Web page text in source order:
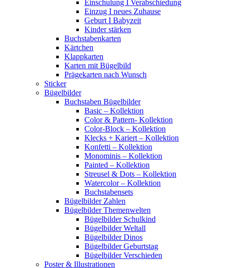
Einschulung I Verabschiedung
Einzug I neues Zuhause
Geburt I Babyzeit
Kinder stärken
Buchstabenkarten
Kärtchen
Klappkarten
Karten mit Bügelbild
Prägekarten nach Wunsch
Sticker
Bügelbilder
Buchstaben Bügelbilder
Basic – Kollektion
Color & Pattern- Kollektion
Color-Block – Kollektion
Klecks + Kariert – Kollektion
Konfetti – Kollektion
Monominis – Kollektion
Painted – Kollektion
Streusel & Dots – Kollektion
Watercolor – Kollektion
Buchstabensets
Bügelbilder Zahlen
Bügelbilder Themenwelten
Bügelbilder Schulkind
Bügelbilder Weltall
Bügelbilder Dinos
Bügelbilder Geburtstag
Bügelbilder Verschieden
Poster & Illustrationen